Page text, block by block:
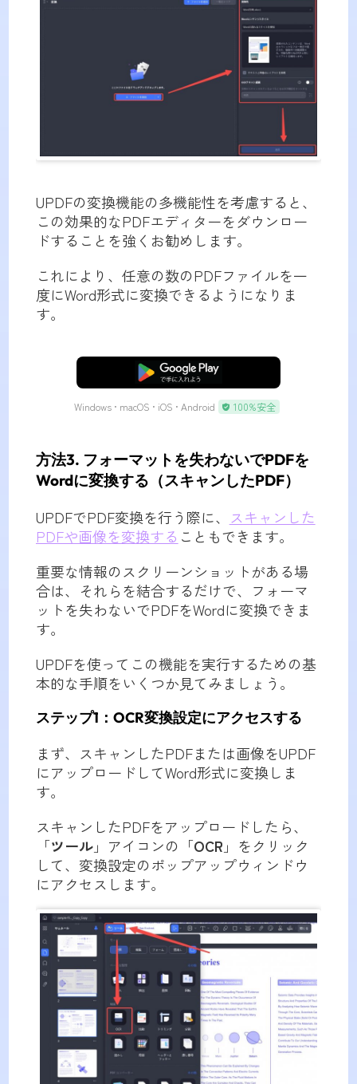
UPDFの変換機能の多機能性を考慮すると、
この効果的なPDFエディターをダウンロー
ドすることを強くお勧めします。
これにより、任意の数のPDFファイルを一
度にWord形式に変換できるようになりま
す。
無料ダウンロード
Windows • macOS • iOS • Android 100%安全
方法3. フォーマットを失わないでPDFを
Wordに変換する（スキャンしたPDF）
UPDFでPDF変換を行う際に、 スキャンした
PDFや画像を変換する こともできます。
重要な情報のスクリーンショットがある場
合は、それらを結合するだけで、フォーマ
ットを失わないでPDFをWordに変換できま
す。
UPDFを使ってこの機能を実行するための基
本的な手順をいくつか見てみましょう。
ステップ1：OCR変換設定にアクセスする
まず、スキャンしたPDFまたは画像をUPDF
にアップロードしてWord形式に変換しま
す。
スキャンしたPDFをアップロードしたら、
「ツール」アイコンの「OCR 」をクリック
して、変換設定のポップアップウィンドウ
にアクセスします。